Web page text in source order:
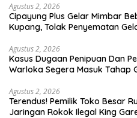
Agustus 2, 2026
Cipayung Plus Gelar Mimbar
Kupang, Tolak Penyematan
Agustus 2, 2026
Kasus Dugaan Penipuan Dan
Warloka Segera Masuk Tahap
Agustus 2, 2026
Terendus! Pemilik Toko Besar
Jaringan Rokok Ilegal King